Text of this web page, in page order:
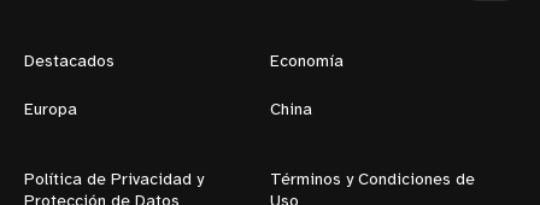
Destacados Economía
Europa China
Política de Privacidad y
Términos y Condiciones de